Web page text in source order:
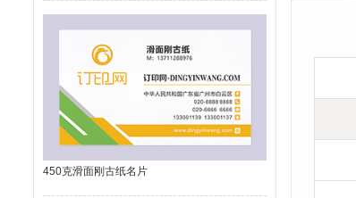
450克滑面刚古纸名片